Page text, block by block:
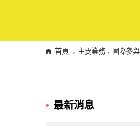
首頁 主要業務 國際參與
最新消息